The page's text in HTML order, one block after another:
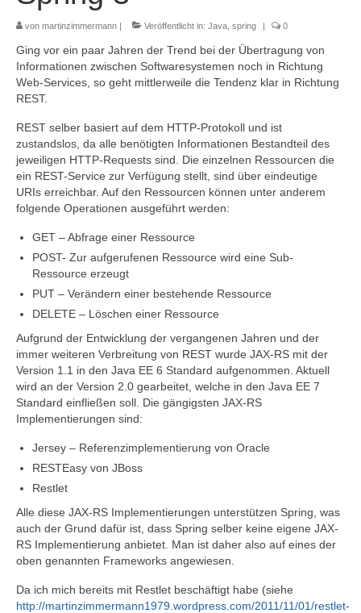
von martinzimmermann | Veröffentlicht in: Java spring | 0
Ging vor ein paar Jahren der Trend bei der Übertragung von
Informationen zwischen Softwaresystemen noch in Richtung
Web-Services, so geht mittlerweile die Tendenz klar in Richtung
REST.
REST selber basiert auf dem HTTP-Protokoll und ist
zustandslos, da alle benötigten Informationen Bestandteil des
jeweiligen HTTP-Requests sind. Die einzelnen Ressourcen die
ein REST-Service zur Verfügung stellt, sind über eindeutige
URIs erreichbar. Auf den Ressourcen können unter anderem
folgende Operationen ausgeführt werden:
GET – Abfrage einer Ressource
POST- Zur aufgerufenen Ressource wird eine Sub-
Ressource erzeugt
PUT – Verändern einer bestehende Ressource
DELETE – Löschen einer Ressource
Aufgrund der Entwicklung der vergangenen Jahren und der
immer weiteren Verbreitung von REST wurde JAX-RS mit der
Version 1.1 in den Java EE 6 Standard aufgenommen. Aktuell
wird an der Version 2.0 gearbeitet, welche in den Java EE 7
Standard einfließen soll. Die gängigsten JAX-RS
Implementierungen sind:
Jersey – Referenzimplementierung von Oracle
RESTEasy von JBoss
Restlet
Alle diese JAX-RS Implementierungen unterstützen Spring, was
auch der Grund dafür ist, dass Spring selber keine eigene JAX-
RS Implementierung anbietet. Man ist daher also auf eines der
oben genannten Frameworks angewiesen.
Da ich mich bereits mit Restlet beschäftigt habe (siehe
http://martinzimmermann1979.wordpress.com/2011/11/01/restlet-